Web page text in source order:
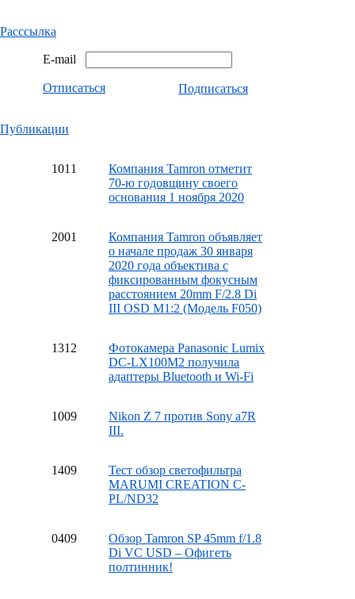
Расссылка
E-mail
Отписаться Подписаться
Публикации
1011
Компания Tamron отметит
70-ю годовщину своего
основания 1 ноября 2020
2001
Компания Tamron объявляет
о начале продаж 30 января
2020 года объектива с
фиксированным фокусным
расстоянием 20mm F/2.8 Di
III OSD M1:2 (Модель F050)
1312
Фотокамера Panasonic Lumix
DC-LX100M2 получила
адаптеры Bluetooth и Wi-Fi
1009
Nikon Z 7 против Sony a7R
III.
1409
Тест обзор светофильтра
MARUMI CREATION C-
PL/ND32
0409
Обзор Tamron SP 45mm f/1.8
Di VC USD – Офигеть
полтинник!